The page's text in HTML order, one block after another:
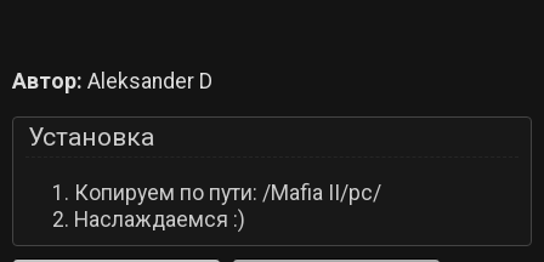
Автор: Aleksander D
Установка
Копируем по пути: /Mafia II/pc/
Наслаждаемся :)